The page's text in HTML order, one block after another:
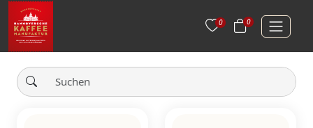
0 0